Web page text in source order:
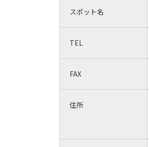
スポット名
TEL
FAX
住所